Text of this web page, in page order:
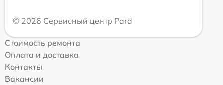
© 2026 Сервисный центр Pard
Стоимость ремонта
Оплата и доставка
Контакты
Вакансии